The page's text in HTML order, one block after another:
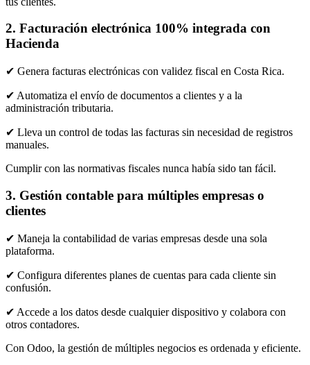
2. Facturación electrónica 100% integrada con
Hacienda
​✔ Genera facturas electrónicas con validez fiscal en Costa Rica.
​✔ Automatiza el envío de documentos a clientes y a la
administración tributaria.
​✔ Lleva un control de todas las facturas sin necesidad de registros
manuales.
Cumplir con las normativas fiscales nunca había sido tan fácil.
3. Gestión contable para múltiples empresas o
clientes
​✔ Maneja la contabilidad de varias empresas desde una sola
plataforma.
​✔ Configura diferentes planes de cuentas para cada cliente sin
confusión.
​✔ Accede a los datos desde cualquier dispositivo y colabora con
otros contadores.
Con Odoo, la gestión de múltiples negocios es ordenada y eficiente.